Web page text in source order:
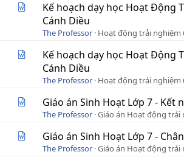
Kế hoạch dạy học Hoạt Động
Cánh Diều
The Professor Hoạt động trải nghiệm
Kế hoạch dạy học Hoạt Động
Cánh Diều
The Professor Hoạt động trải nghiệm
Giáo án Sinh Hoạt Lớp 7 - Kết
The Professor Giáo án Hoạt động trải
Giáo án Sinh Hoạt Lớp 7 -
The Professor Giáo án Hoạt động trải